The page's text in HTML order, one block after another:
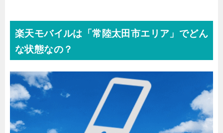
楽天モバイルは「常陸太田市エリア」でどん
な状態なの？